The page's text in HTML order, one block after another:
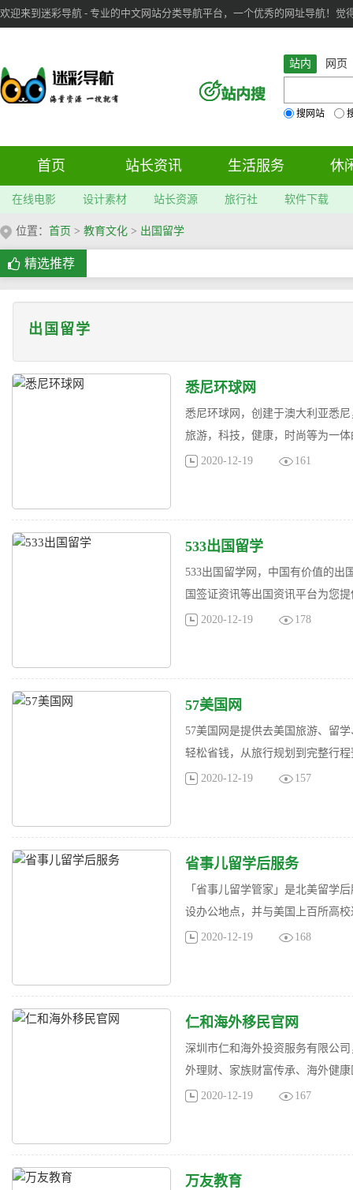
欢迎来到迷彩导航 - 专业的中文网站分类导航平台，一个优秀的网址导航！觉
站内 网页
搜网站
首页 站长资讯 生活服务 休
在线电影 设计素材 站长资源 旅行社 软件下载
位置： 首页 > 教育文化 > 出国留学
精选推荐
出国留学
悉尼环球网
悉尼环球网，创建于澳大利亚悉
旅游，科技，健康，时尚等为一
2020-12-19 161
533出国留学
533出国留学网，中国有价值的出
国签证资讯等出国资讯平台为您
2020-12-19 178
57美国网
57美国网是提供去美国旅游、留
轻松省钱，从旅行规划到完整行
2020-12-19 157
省事儿留学后服务
「省事儿留学管家」是北美留学
设办公地点，并与美国上百所高
2020-12-19 168
仁和海外移民官网
深圳市仁和海外投资服务有限公
外理财、家族财富传承、海外健
2020-12-19 167
万友教育